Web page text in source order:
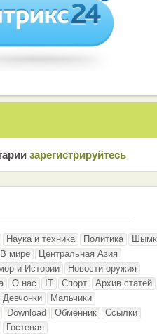
зарeгиcтрирyйтeсь
Наука и техника Политика
В мире
Центральная Азия
и Истории
Новости оружия
О нас IT Спорт
Архив статей
Девчонки
Мальчики
Download Обменник
Ссылки
Гостевая